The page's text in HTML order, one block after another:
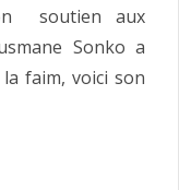
soutien aux
Sonko a
faim, voici son